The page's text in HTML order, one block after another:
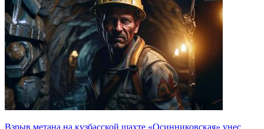
Взрыв метана на кузбасской шахте «Осинниковская» унес